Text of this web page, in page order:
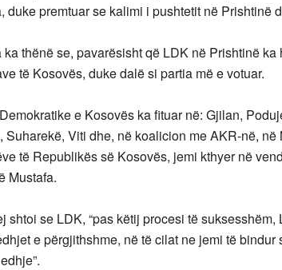
duke premtuar se kalimi i pushtetit në Prishtinë
ka thënë se, pavarësisht që LDK në Prishtinë
të Kosovës, duke dalë si partia më e votuar.
e Kosovës ka fituar në: Gjilan,
Suharekë, Viti dhe, në koalicion me AKR-në,
të Republikës së Kosovës, jemi kthyer në
Mustafa.
shtoi se LDK, “pas këtij procesi të
e përgjithshme, në të cilat ne jemi të